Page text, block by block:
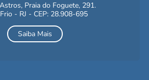
Praia do Foguete, 291.
- RJ - CEP: 28.908-695
Saiba Mais